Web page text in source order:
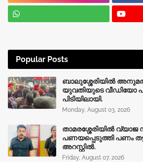
Popular Posts
ബാലുശ്ശേരിയിൽ
യുവതിയുടെ വീഡിയോ
പിടിയിലായി.
Monday, August 03, 2026
താമരശ്ശേരിയിൽ
പണയപ്പെടുത്തി പണം
അറസ്റ്റിൽ.
Friday, August 07, 2026